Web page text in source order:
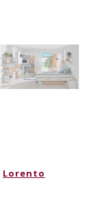
Lorento